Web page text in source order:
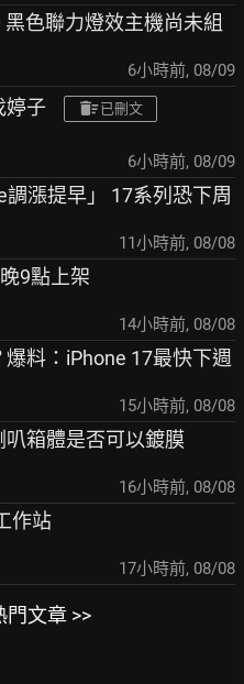
色聯力燈效主機尚未組
6小時前, 08/09
婷子 已刪文
6小時前, 08/09
調漲提早」 17系列恐下周
11小時前, 08/08
9點上架
14小時前, 08/08
料：iPhone 17最快下週
15小時前, 08/08
叭箱體是否可以鍍膜
16小時前, 08/08
作站
17小時前, 08/08
門文章 >>